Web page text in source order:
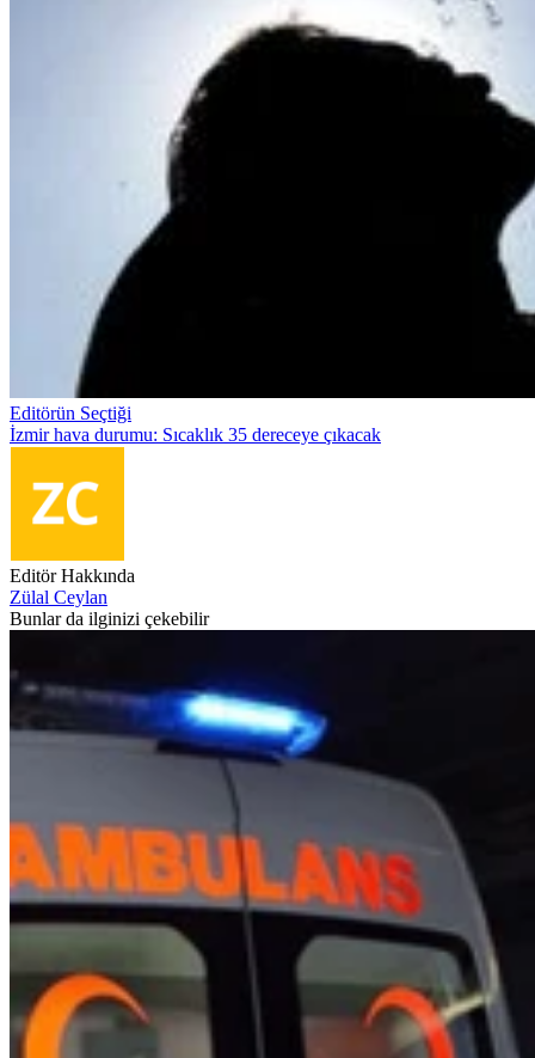
Editörün Seçtiği
İzmir hava durumu: Sıcaklık 35 dereceye çıkacak
Editör Hakkında
Zülal Ceylan
Bunlar da ilginizi çekebilir